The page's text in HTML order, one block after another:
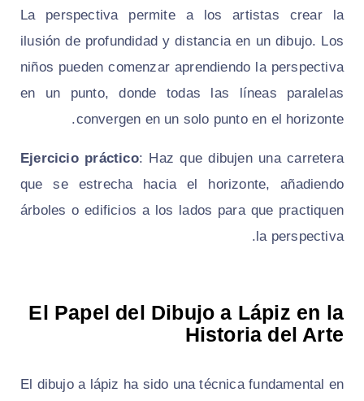
La perspectiva permite a los artistas crear la
ilusión de profundidad y distancia en un dibujo. Los
niños pueden comenzar aprendiendo la perspectiva
en un punto, donde todas las líneas paralelas
convergen en un solo punto en el horizonte.
Ejercicio práctico: Haz que dibujen una carretera
que se estrecha hacia el horizonte, añadiendo
árboles o edificios a los lados para que practiquen
la perspectiva.
El Papel del Dibujo a Lápiz en la
Historia del Arte
El dibujo a lápiz ha sido una técnica fundamental en